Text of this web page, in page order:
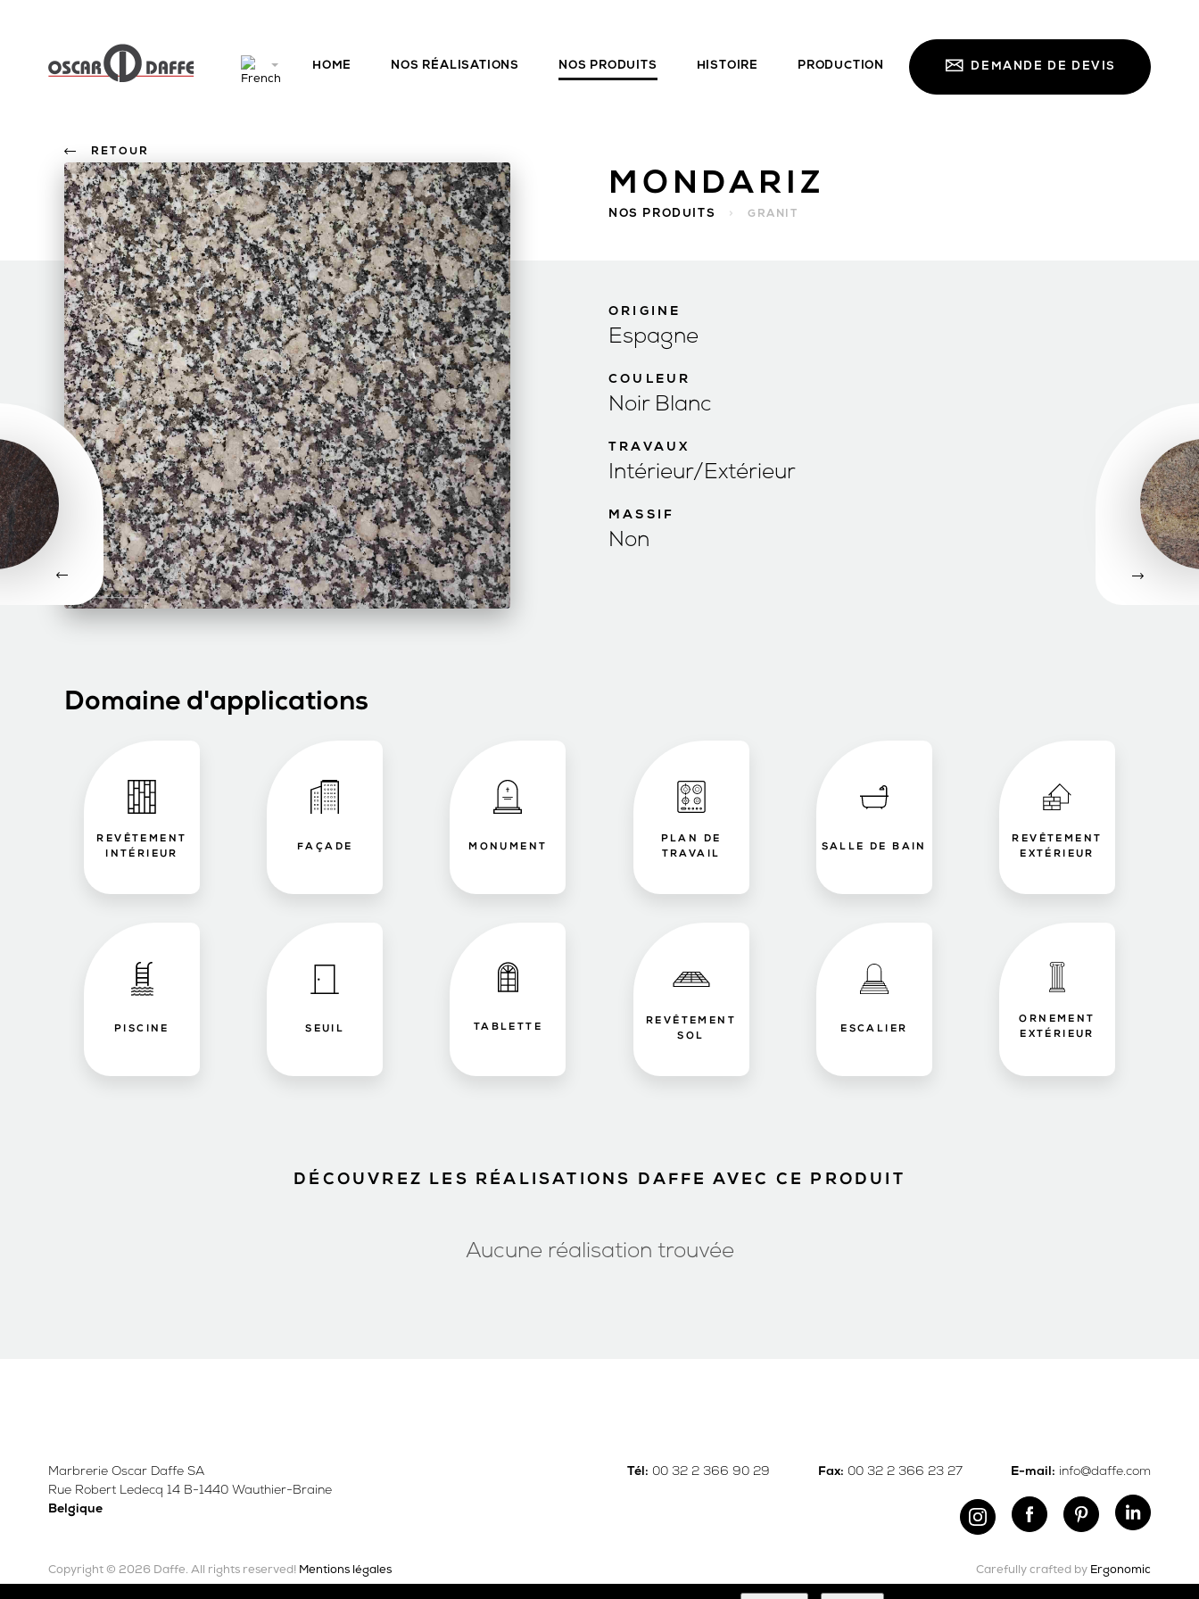
HOME NOS RÉALISATIONS NOS PRODUITS HISTOIRE PRODUCTION DEMANDE DE DEVIS
MONDARIZ
NOS PRODUITS > GRANIT
RETOUR
ORIGINE
Espagne
COULEUR
Noir Blanc
TRAVAUX
Intérieur/Extérieur
MASSIF
Non
Domaine d'applications
REVÊTEMENT
INTÉRIEUR
FAÇADE MONUMENT
PLAN DE
TRAVAIL
SALLE DE BAIN
REVÊTEMENT
EXTÉRIEUR
PISCINE SEUIL TABLETTE
REVÊTEMENT
SOL
ESCALIER
ORNEMENT
EXTÉRIEUR
DÉCOUVREZ LES RÉALISATIONS DAFFE AVEC CE PRODUIT
Aucune réalisation trouvée
Marbrerie Oscar Daffe SA
Rue Robert Ledecq 14 B-1440 Wauthier-Braine
Belgique
Tél: 00 32 2 366 90 29 Fax: 00 32 2 366 23 27 E-mail: info@daffe.com
Copyright © 2026 Daffe. All rights reserved! Mentions légales Carefully crafted by Ergonomic